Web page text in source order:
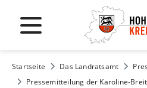
Startseite Das Landratsamt
Pressemitteilung der Karoline-